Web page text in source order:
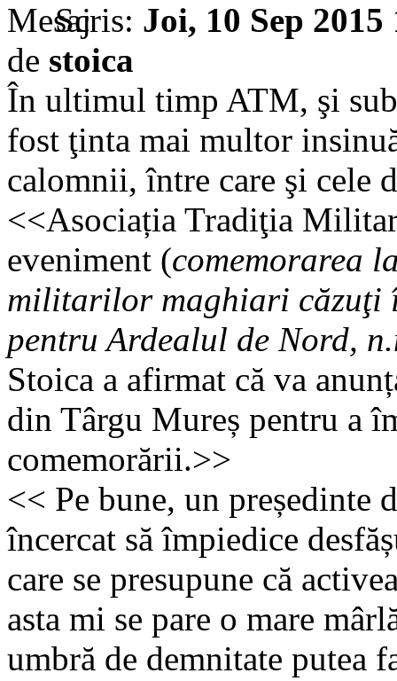
Scris: Joi, 10 Sep 2015
de stoica
În ultimul timp ATM, şi
fost ţinta mai multor
calomnii, între care şi cele
<<Asociația Tradiţia
eveniment (comemorarea
militarilor maghiari căzuţi
pentru Ardealul de Nord,
Stoica a afirmat că va
din Târgu Mureș pentru a
comemorării.>>
<< Pe bune, un președinte
încercat să împiedice
care se presupune că
asta mi se pare o mare
umbră de demnitate putea